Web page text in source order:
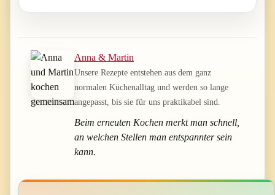
Anna & Martin
Unsere Rezepte entstehen aus dem ganz
normalen Küchenalltag und werden so lange
angepasst, bis sie für uns praktikabel sind.
Beim erneuten Kochen merkt man schnell,
an welchen Stellen man entspannter sein
kann.